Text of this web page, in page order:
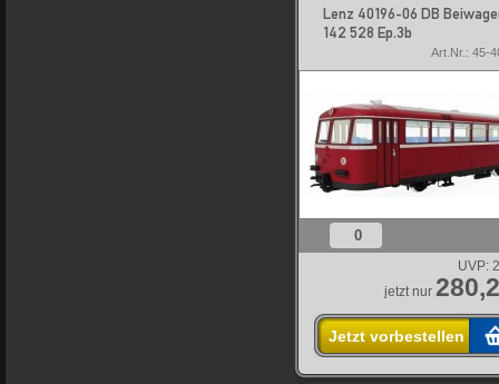
Lenz 40196-06 DB
142 528 Ep.3b
Art.Nr.: 45-
0
UVP:
jetzt nur
Jetzt vorbestellen